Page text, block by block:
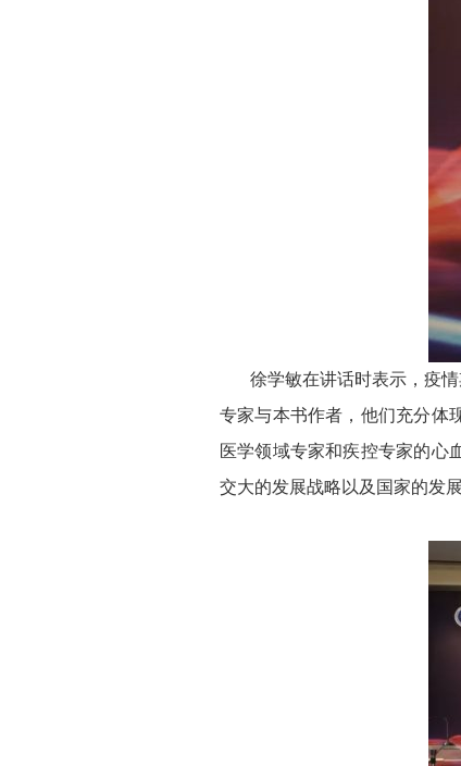
徐学敏在讲话时表示，疫
专家与本书作者，他们充分体
医学领域专家和疾控专家的心
交大的发展战略以及国家的发